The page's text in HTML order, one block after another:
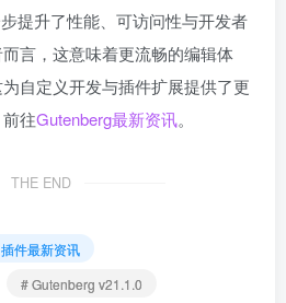
提升了性能、可访问性与开发者
言，这意味着更流畅的编辑体
自定义开发与插件扩展提供了更
往Gutenberg最新资讯。
THE END
插件最新资讯
# Gutenberg v21.1.0